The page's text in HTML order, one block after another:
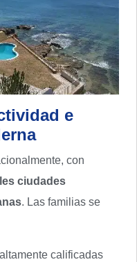
e
con
ciudades
. Las familias se
calificadas